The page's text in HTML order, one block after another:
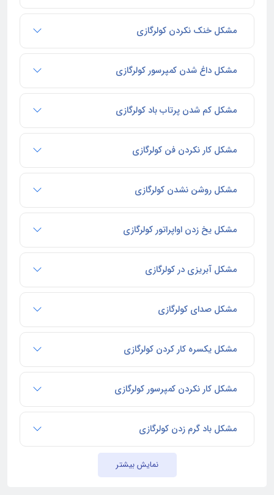
مشکل خنک نکردن کولرگازی
مشکل داغ شدن کمپرسور کولرگازی
مشکل کم شدن پرتاب باد کولرگازی
مشکل کار نکردن فن کولرگازی
مشکل روشن نشدن کولرگازی
مشکل یخ زدن اواپراتور کولرگازی
مشکل آبریزی در کولرگازی
مشکل صدای کولرگازی
مشکل یکسره کار کردن کولرگازی
مشکل کار نکردن کمپرسور کولرگازی
مشکل باد گرم زدن کولرگازی
نمایش بیشتر